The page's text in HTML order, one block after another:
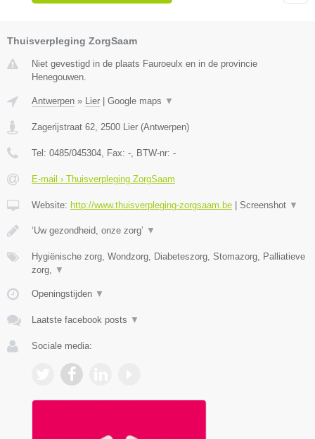
Thuisverpleging ZorgSaam
Niet gevestigd in de plaats Fauroeulx en in de provincie
Henegouwen.
Antwerpen » Lier Google maps ▼
Zagerijstraat 62, 2500 Lier (Antwerpen)
Tel: 0485/045304, Fax: -, BTW-nr: -
E-mail › Thuisverpleging ZorgSaam
Website: http://www.thuisverpleging-zorgsaam.be Screenshot ▼
‘Uw gezondheid, onze zorg’ ▼
Hygiënische zorg, Wondzorg, Diabeteszorg, Stomazorg, Palliatieve
zorg, ▼
Openingstijden ▼
Laatste facebook posts ▼
Sociale media: